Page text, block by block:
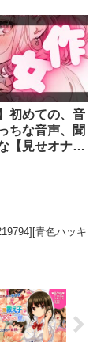
を受けて、び
北射精をして
世常闇所々)]
初めての、音
ちな音声、聞
【見せオナ】
青色ハッキ